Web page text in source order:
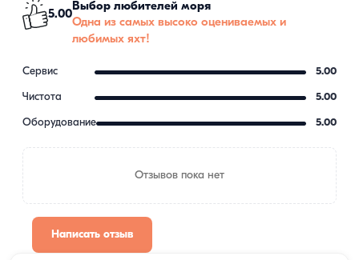
5.00
Выбор любителей моря
Одна из самых высоко оцениваемых и
любимых яхт!
Сервис 5.00
Чистота 5.00
Оборудование 5.00
Отзывов пока нет
Написать отзыв